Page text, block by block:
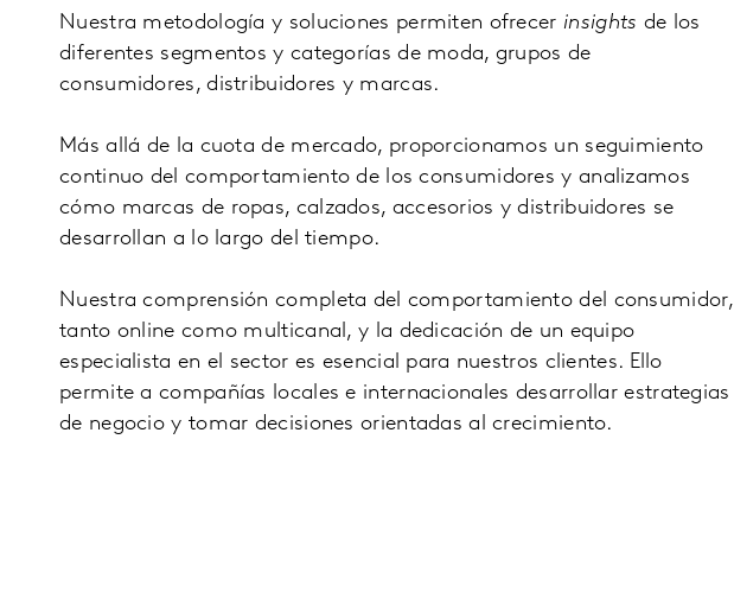
Nuestra metodología y soluciones permiten ofrecer insights de los
diferentes segmentos y categorías de moda, grupos de
consumidores, distribuidores y marcas.
Más allá de la cuota de mercado, proporcionamos un seguimiento
continuo del comportamiento de los consumidores y analizamos
cómo marcas de ropas, calzados, accesorios y distribuidores se
desarrollan a lo largo del tiempo.
Nuestra comprensión completa del comportamiento del consumidor,
tanto online como multicanal, y la dedicación de un equipo
especialista en el sector es esencial para nuestros clientes. Ello
permite a compañías locales e internacionales desarrollar estrategias
de negocio y tomar decisiones orientadas al crecimiento.